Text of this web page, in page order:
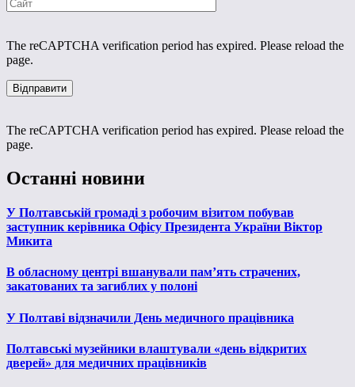
The reCAPTCHA verification period has expired. Please reload the
page.
The reCAPTCHA verification period has expired. Please reload the
page.
Останні новини
У Полтавській громаді з робочим візитом побував
заступник керівника Офісу Президента України Віктор
Микита
В обласному центрі вшанували пам’ять страчених,
закатованих та загиблих у полоні
У Полтаві відзначили День медичного працівника
Полтавські музейники влаштували «день відкритих
дверей» для медичних працівників